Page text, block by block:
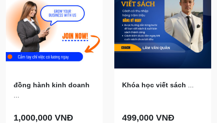
đồng hành kinh doanh
1,000,000 VNĐ
Khóa học viết sách
499,000 VNĐ